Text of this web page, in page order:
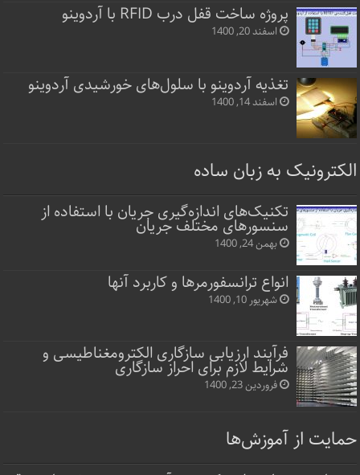
پروژه ساخت قفل‌ درب RFID با آردوینو
اسفند 20, 1400
تغذیه آردوینو با سلول‌های خورشیدی آردوینو
اسفند 14, 1400
الکترونیک به زبان ساده
تکنیک‌های اندازه‌گیری جریان با استفاده از
سنسورهای مختلف جریان
بهمن 24, 1400
انواع ترانسفورمرها و کاربرد آنها
شهریور 10, 1400
فرآیند ارزیابی سازگاری الکترومغناطیسی و
شرایط لازم برای احراز سازگاری
فروردین 23, 1400
حمایت از آموزش‌ها